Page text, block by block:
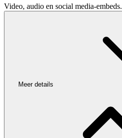
Video, audio en social media-embeds.
Meer details